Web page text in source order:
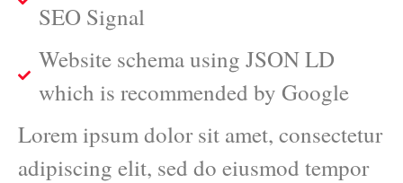
SEO Signal
Website schema using JSON LD
which is recommended by Google
Lorem ipsum dolor sit amet, consectetur
adipiscing elit, sed do eiusmod tempor